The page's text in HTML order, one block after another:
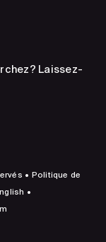
Laissez-
• Politique de
•